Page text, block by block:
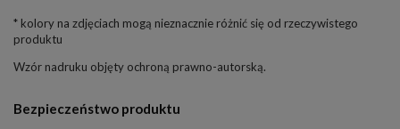
* kolory na zdjęciach mogą nieznacznie różnić się od rzeczywistego
produktu
Wzór nadruku objęty ochroną prawno-autorską.
Bezpieczeństwo produktu